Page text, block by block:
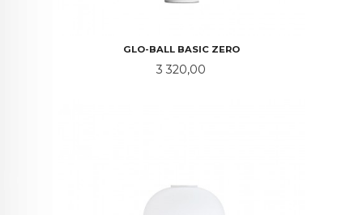
GLO-BALL BASIC ZERO
Pris
3 320,00